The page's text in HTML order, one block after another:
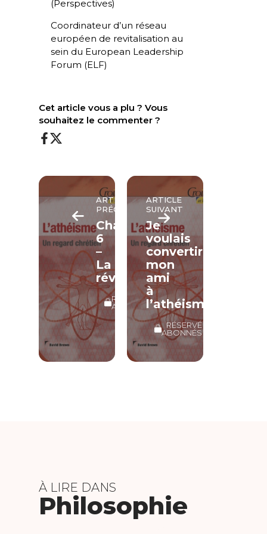
(Perspectives)
Coordinateur d’un réseau
européen de revitalisation au
sein du European Leadership
Forum (ELF)
Cet article vous a plu ? Vous
souhaitez le commenter ?
ARTICLE
PRÉCÉDENT
Chapitre
6
–
La
révélation
RÉSERVÉ
ABONNÉS
ARTICLE
SUIVANT
Je
voulais
convertir
mon
ami
à
l’athéisme
RÉSERVÉ
ABONNÉS
À LIRE DANS
Philosophie